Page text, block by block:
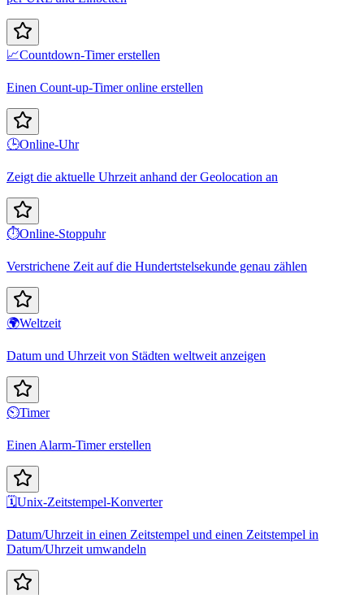
📈Countdown-Timer erstellen
Einen Count-up-Timer online erstellen
🕒Online-Uhr
Zeigt die aktuelle Uhrzeit anhand der Geolocation an
⏱️Online-Stoppuhr
Verstrichene Zeit auf die Hundertstelsekunde genau zählen
🌍Weltzeit
Datum und Uhrzeit von Städten weltweit anzeigen
⏲️Timer
Einen Alarm-Timer erstellen
🗓️Unix-Zeitstempel-Konverter
Datum/Uhrzeit in einen Zeitstempel und einen Zeitstempel in
Datum/Uhrzeit umwandeln